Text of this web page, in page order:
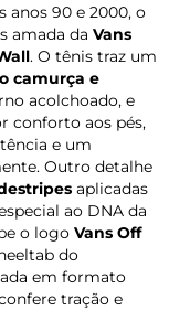
anos 90 e 2000, o
amada da Vans
. O tênis traz um
camurça e
acolchoado, e
conforto aos pés,
e um
Outro detalhe
aplicadas
ao DNA da
o logo Vans Off
do
em formato
tração e